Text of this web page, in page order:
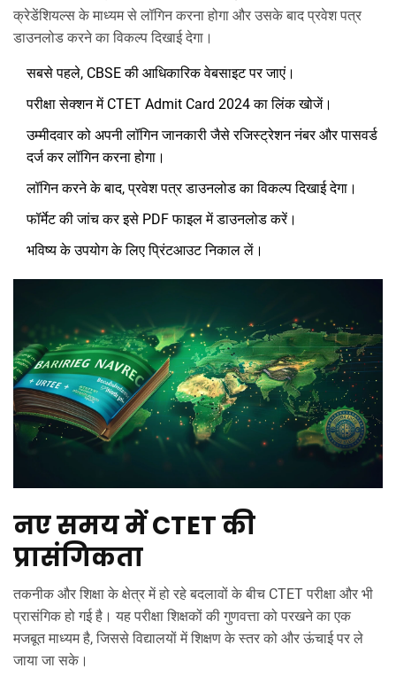
क्रेडेंशियल्स के माध्यम से लॉगिन करना होगा और उसके बाद प्रवेश पत्र
डाउनलोड करने का विकल्प दिखाई देगा।
सबसे पहले, CBSE की आधिकारिक वेबसाइट पर जाएं।
परीक्षा सेक्शन में CTET Admit Card 2024 का लिंक खोजें।
उम्मीदवार को अपनी लॉगिन जानकारी जैसे रजिस्ट्रेशन नंबर और पासवर्ड
दर्ज कर लॉगिन करना होगा।
लॉगिन करने के बाद, प्रवेश पत्र डाउनलोड का विकल्प दिखाई देगा।
फॉर्मेट की जांच कर इसे PDF फाइल में डाउनलोड करें।
भविष्य के उपयोग के लिए प्रिंटआउट निकाल लें।
नए समय में CTET की
प्रासंगिकता
तकनीक और शिक्षा के क्षेत्र में हो रहे बदलावों के बीच CTET परीक्षा और भी
प्रासंगिक हो गई है। यह परीक्षा शिक्षकों की गुणवत्ता को परखने का एक
मजबूत माध्यम है, जिससे विद्यालयों में शिक्षण के स्तर को और ऊंचाई पर ले
जाया जा सके।